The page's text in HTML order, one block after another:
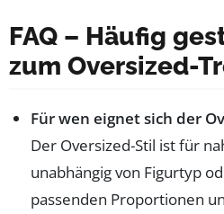
FAQ – Häufig
zum Oversized-
Für wen eignet sich der
Der Oversized-Stil ist für
unabhängig von Figurtyp
passenden Proportionen